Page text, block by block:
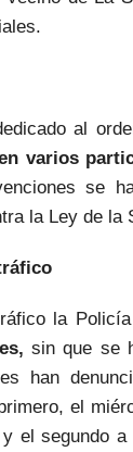
al
varios
se
la Ley de la
la
sin que se
han
el
y el segundo